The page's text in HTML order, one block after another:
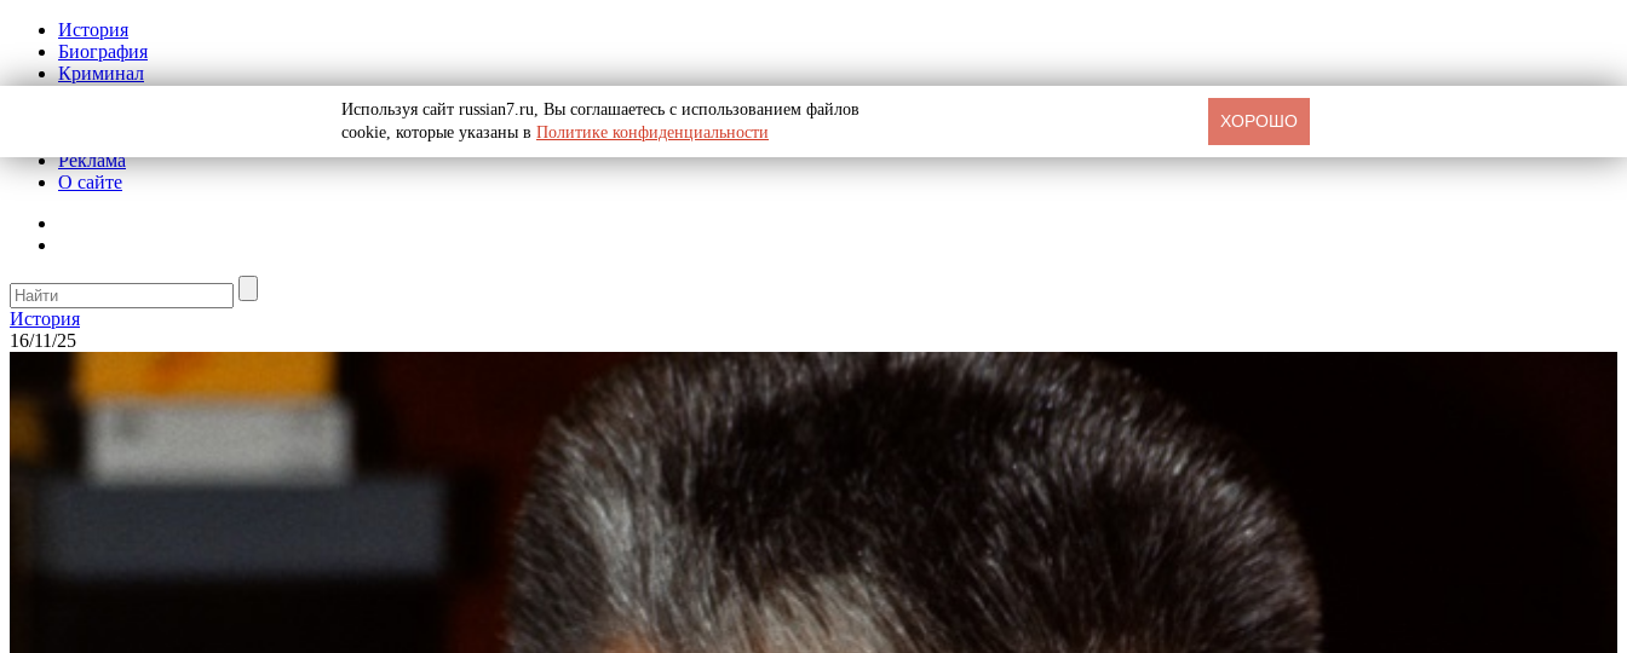
История
Биография
Криминал
Реклама
О сайте
История
16/11/25
Используя сайт russian7.ru, Вы соглашаетесь с использованием файлов
cookie, которые указаны в Политике конфиденциальности
ХОРОШО